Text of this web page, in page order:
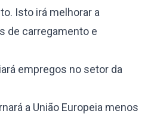
Isto irá melhorar a
de carregamento e
empregos no setor da
a União Europeia menos